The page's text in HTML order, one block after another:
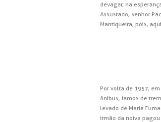
devagar, na
Assustado, senhor
Mantiqueira, pois,
Por volta de 1957,
ônibus, íamos de
levado de Maria
irmão da noiva